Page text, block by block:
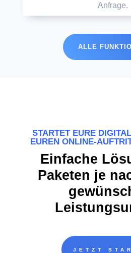
Anfrage.
ALLE
STARTET EURE
EUREN ONLINE-
Einfache
Paketen je
JETZT